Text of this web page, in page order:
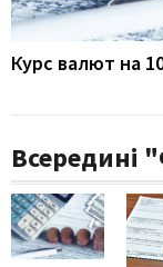
Курс валют на
Всередині